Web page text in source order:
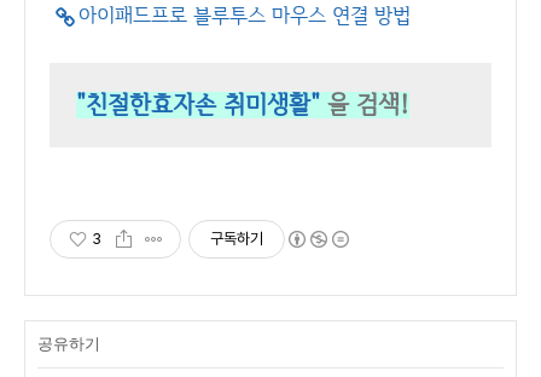
아이패드프로 블루투스 마우스 연결 방법
"친절한효자손 취미생활" 을 검색!
3 구독하기
공유하기